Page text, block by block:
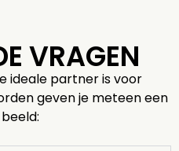
VRAGEN
ideale partner is voor
geven je meteen een